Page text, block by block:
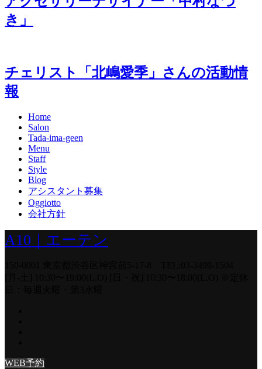
き」
チェリスト「北嶋愛季」さんの活動情
報
Home
Salon
Tada-ima-geen
Menu
Staff
Style
Blog
アシスタント募集
Oggiotto
会社方針
A10｜エーテン
WEB予約